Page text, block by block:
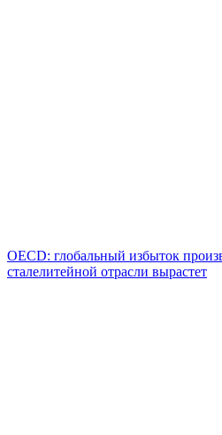
OECD: глобальный избыток
сталелитейной отрасли вырастет